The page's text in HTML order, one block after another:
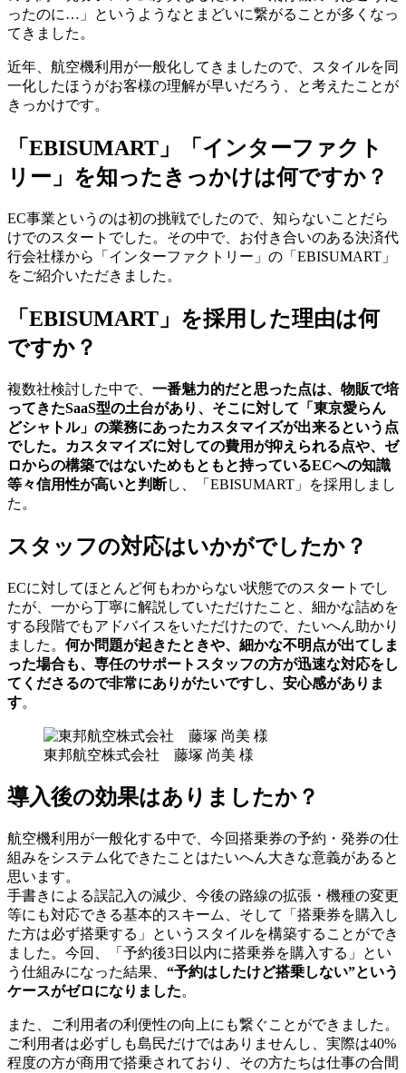
ったのに…」というようなとまどいに繋がることが多くなっ
てきました。
近年、航空機利用が一般化してきましたので、スタイルを同
一化したほうがお客様の理解が早いだろう、と考えたことが
きっかけです。
「EBISUMART」「インターファクト
リー」を知ったきっかけは何ですか？
EC事業というのは初の挑戦でしたので、知らないことだら
けでのスタートでした。その中で、お付き合いのある決済代
行会社様から「インターファクトリー」の「EBISUMART」
をご紹介いただきました。
「EBISUMART」を採用した理由は何
ですか？
複数社検討した中で、 一番魅力的だと思った点は、物販で培
ってきたSaaS型の土台があり、そこに対して「東京愛らん
どシャトル」の業務にあったカスタマイズが出来るという点
でした。カスタマイズに対しての費用が抑えられる点や、ゼ
ロからの構築ではないためもともと持っているECへの知識
等々信用性が高いと判断し、「EBISUMART」を採用しまし
た。
スタッフの対応はいかがでしたか？
ECに対してほとんど何もわからない状態でのスタートでし
たが、一から丁寧に解説していただけたこと、細かな詰めを
する段階でもアドバイスをいただけたので、たいへん助かり
ました。 何か問題が起きたときや、細かな不明点が出てしま
った場合も、専任のサポートスタッフの方が迅速な対応をし
てくださるので非常にありがたいですし、安心感がありま
す。
東邦航空株式会社 藤塚 尚美 様
導入後の効果はありましたか？
航空機利用が一般化する中で、今回搭乗券の予約・発券の仕
組みをシステム化できたことはたいへん大きな意義があると
思います。
手書きによる誤記入の減少、今後の路線の拡張・機種の変更
等にも対応できる基本的スキーム、そして「搭乗券を購入し
た方は必ず搭乗する」というスタイルを構築することができ
ました。今回、「予約後3日以内に搭乗券を購入する」とい
う仕組みになった結果、 “予約はしたけど搭乗しない”という
ケースがゼロになりました。
また、ご利用者の利便性の向上にも繋ぐことができました。
ご利用者は必ずしも島民だけではありませんし、実際は40%
程度の方が商用で搭乗されており、その方たちは仕事の合間